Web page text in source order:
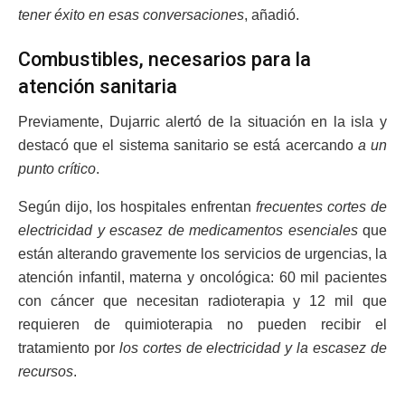
tener éxito en esas conversaciones, añadió.
Combustibles, necesarios para la
atención sanitaria
Previamente, Dujarric alertó de la situación en la isla y
destacó que el sistema sanitario se está acercando a un
punto crítico.
Según dijo, los hospitales enfrentan frecuentes cortes de
electricidad y escasez de medicamentos esencialesque
están alterando gravemente los servicios de urgencias, la
atención infantil, materna y oncológica: 60 mil pacientes
con cáncer que necesitan radioterapia y 12 mil que
requieren de quimioterapia no pueden recibir el
tratamiento por los cortes de electricidad y la escasez de
recursos.